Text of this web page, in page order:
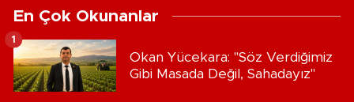
En Çok Okunanlar
Okan Yücekara: "Söz Verdiğimiz
Gibi Masada Değil, Sahadayız"
1